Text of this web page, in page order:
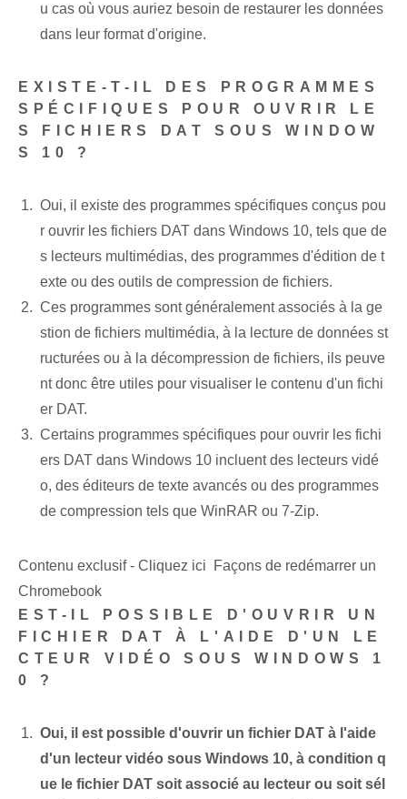
u cas où vous auriez besoin de restaurer les données
dans leur format d'origine.
EXISTE-T-IL DES PROGRAMMES
SPÉCIFIQUES POUR OUVRIR LE
S FICHIERS DAT SOUS WINDOW
S 10 ?
Oui, il existe des programmes spécifiques conçus pou
r ouvrir les fichiers DAT dans Windows 10, tels que de
s lecteurs multimédias, des programmes d'édition de t
exte ou des outils de compression de fichiers.
Ces programmes sont généralement associés à la ge
stion de fichiers multimédia, à la lecture de données st
ructurées ou à la décompression de fichiers, ils peuve
nt donc être utiles pour visualiser le contenu d'un fichi
er DAT.
Certains programmes spécifiques pour ouvrir les fichi
ers DAT dans Windows 10 incluent des lecteurs vidé
o, des éditeurs de texte avancés ou des programmes
de compression tels que WinRAR ou 7-Zip.
Contenu exclusif - Cliquez ici Façons de redémarrer un
Chromebook
EST-IL POSSIBLE D'OUVRIR UN
FICHIER DAT À L'AIDE D'UN LE
CTEUR VIDÉO SOUS WINDOWS 1
0 ?
Oui, il est possible d'ouvrir un fichier DAT à l'aide
d'un lecteur vidéo sous Windows 10, à condition q
ue le fichier DAT soit associé au lecteur ou soit sél